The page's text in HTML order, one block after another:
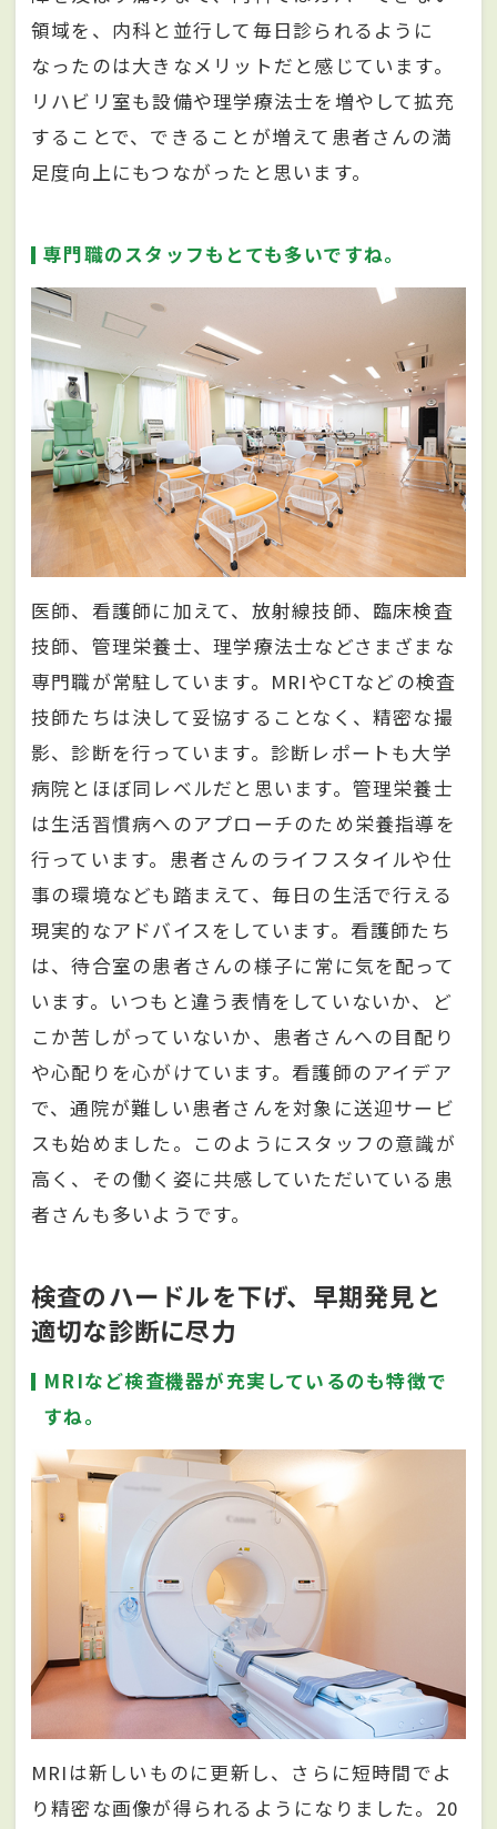
領域を、内科と並行して毎日診られるように
なったのは大きなメリットだと感じています。
リハビリ室も設備や理学療法士を増やして拡充
することで、できることが増えて患者さんの満
足度向上にもつながったと思います。
専門職のスタッフもとても多いですね。
医師、看護師に加えて、放射線技師、臨床検査
技師、管理栄養士、理学療法士などさまざまな
専門職が常駐しています。MRIやCTなどの検査
技師たちは決して妥協することなく、精密な撮
影、診断を行っています。診断レポートも大学
病院とほぼ同レベルだと思います。管理栄養士
は生活習慣病へのアプローチのため栄養指導を
行っています。患者さんのライフスタイルや仕
事の環境なども踏まえて、毎日の生活で行える
現実的なアドバイスをしています。看護師たち
は、待合室の患者さんの様子に常に気を配って
います。いつもと違う表情をしていないか、ど
こか苦しがっていないか、患者さんへの目配り
や心配りを心がけています。看護師のアイデア
で、通院が難しい患者さんを対象に送迎サービ
スも始めました。このようにスタッフの意識が
高く、その働く姿に共感していただいている患
者さんも多いようです。
検査のハードルを下げ、早期発見と
適切な診断に尽力
MRIなど検査機器が充実しているのも特徴で
すね。
MRIは新しいものに更新し、さらに短時間でよ
り精密な画像が得られるようになりました。20